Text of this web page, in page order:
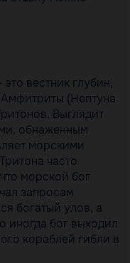
вестник глубин,
(Нептуна
Выглядит
обнаженным
морскими
часто
морской бог
запросам
богатый улов, а
иногда бог выходил
кораблей гибли в